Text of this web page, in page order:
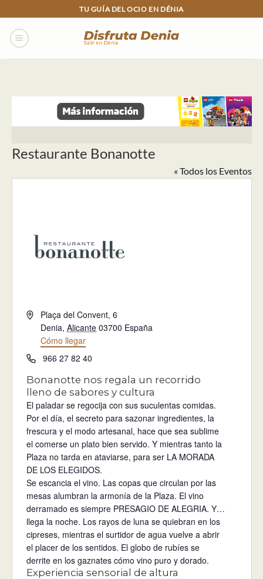
to
content
TU GUÍA DEL OCIO EN DÉNIA
Restaurante Bonanotte
« Todos los Eventos
Dirección
Plaça del Convent, 6
Denia, Alicante 03700 España
Cómo llegar
Teléfono966 27 82 40
Bonanotte nos regala un recorrido
lleno de sabores y cultura
El paladar se regocija con sus suculentas comidas.
Por el día, el secreto para sazonar ingredientes, la
frescura y el modo artesanal, hace que sea sublime
el comerse un plato bien servido. Y mientras tanto la
Plaza no tarda en ataviarse, para ser LA MORADA
DE LOS ELEGIDOS.
Se escancia el vino. Las copas que circulan por las
mesas alumbran la armonía de la Plaza. El vino
derramado es siempre PRESAGIO DE ALEGRIA. Y…
llega la noche. Los rayos de luna se quiebran en los
cipreses, mientras el surtidor de agua vuelve a abrir
el placer de los sentidos. El globo de rubíes se
derrite en los gaznates cómo vino puro y dorado.
Experiencia sensorial de altura